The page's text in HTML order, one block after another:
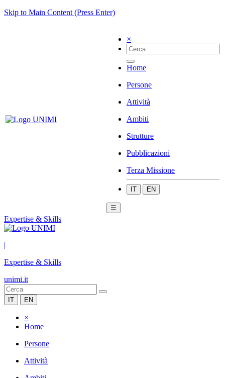
Skip to Main Content (Press Enter)
×
Home
Persone
Attività
Ambiti
Strutture
Pubblicazioni
Terza Missione
IT EN
☰
Expertise & Skills
|
Expertise & Skills
unimi.it
IT EN
×
Home
Persone
Attività